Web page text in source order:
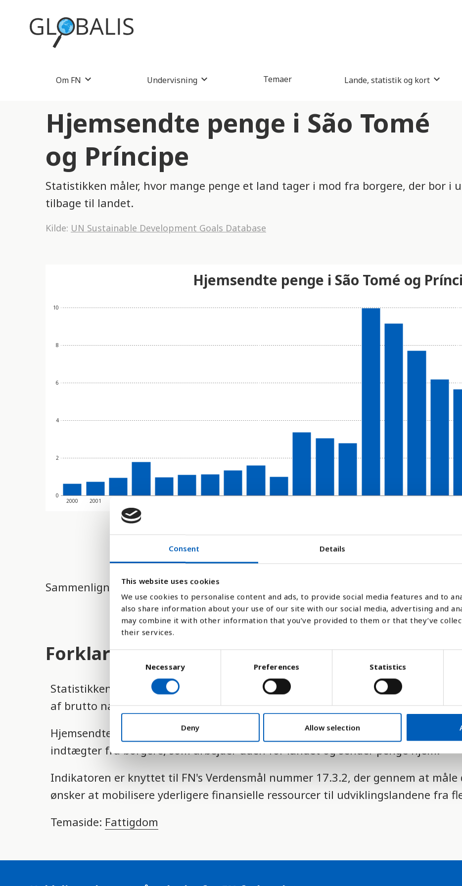
Consent Details
This website uses cookies
We use cookies to personalise content and ads, to provide social media features and to
also share information about your use of our site with our social media, advertising and
may combine it with other information that you’ve provided to them or that they’ve
their services.
C
s
e
S
e
e
t
o
Necessary Preferences Statistics
Deny Allow selection
Om FN Undervisning Temaer Lande, statistik og kort
Hjemsendte penge i São Tomé
og Príncipe
Statistikken måler, hvor mange penge et land tager i mod fra borgere, der bor i
tilbage til landet.
Kilde: UN Sustainable Development Goals Database
0
2
4
6
8
10
2000 2001
Hjemsendte penge i São Tomé og
Søjlediagram Linje Flade
Sammenligne med:
Forklaring
Statistikken viser størrelsen på modtagere af penge fra arbejdere i udlandet,
af brutto nationalprodukt (BNP).
Hjemsendte penge, kaldes ofte "remisser", og mange udviklingslande er
indtægter fra borgere, som arbejder uden for landet og sender penge hjem.
Indikatoren er knyttet til FN's Verdensmål nummer 17.3.2, der gennem at måle
ønsker at mobilisere yderligere finansielle ressourcer til udviklingslandene fra
Temaside: Fattigdom